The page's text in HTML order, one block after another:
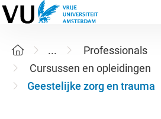
...
Professionals
Cursussen en opleidingen
Geestelijke zorg en trauma